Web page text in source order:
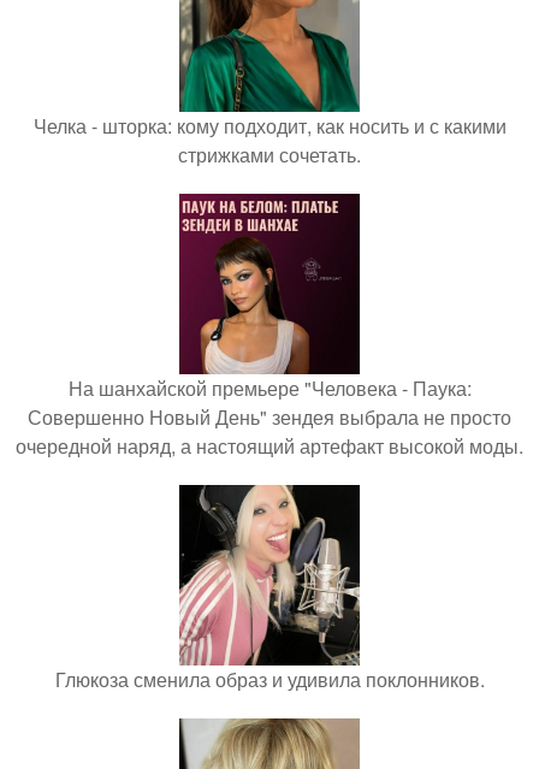
Челка - шторка: кому подходит, как носить и с какими
стрижками сочетать.
На шанхайской премьере "Человека - Паука:
Совершенно Новый День" зендея выбрала не просто
очередной наряд, а настоящий артефакт высокой моды.
Глюкоза сменила образ и удивила поклонников.